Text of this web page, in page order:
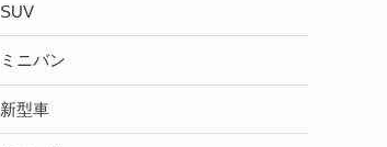
SUV
ミニバン
新型車